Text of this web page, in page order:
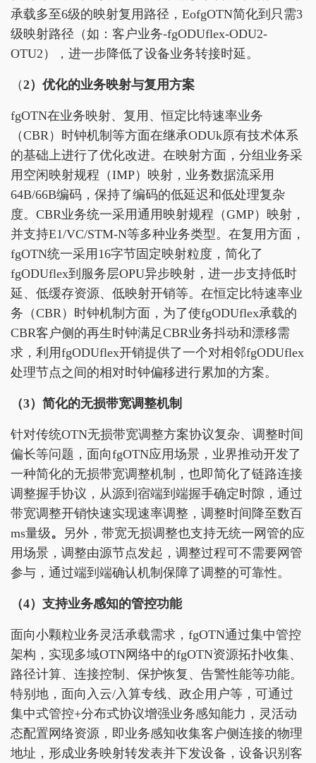
承载多至6级的映射复用路径，EofgOTN简化到只需3
级映射路径（如：客户业务-fgODUflex-ODU2-
OTU2），进一步降低了设备业务转接时延。
（2） 优化的业务映射与复用方案
fgOTN在业务映射、复用、恒定比特速率业务
（CBR）时钟机制等方面在继承ODUk原有技术体系
的基础上进行了优化改进。在映射方面，分组业务采
用空闲映射规程（IMP）映射，业务数据流采用
64B/66B编码，保持了编码的低延迟和低处理复杂
度。CBR业务统一采用通用映射规程（GMP）映射，
并支持E1/VC/STM-N等多种业务类型。在复用方面，
fgOTN统一采用16字节固定映射粒度，简化了
fgODUflex到服务层OPU异步映射，进一步支持低时
延、低缓存资源、低映射开销等。在恒定比特速率业
务（CBR）时钟机制方面，为了使fgODUflex承载的
CBR客户侧的再生时钟满足CBR业务抖动和漂移需
求，利用fgODUflex开销提供了一个对相邻fgODUflex
处理节点之间的相对时钟偏移进行累加的方案。
（3） 简化的无损带宽调整机制
针对传统OTN无损带宽调整方案协议复杂、调整时间
偏长等问题，面向fgOTN应用场景，业界推动开发了
一种简化的无损带宽调整机制，也即简化了链路连接
调整握手协议，从源到宿端到端握手确定时隙，通过
带宽调整开销快速实现速率调整，调整时间降至数百
ms量级。 另外，带宽无损调整也支持无统一网管的应
用场景，调整由源节点发起，调整过程可不需要网管
参与，通过端到端确认机制保障了调整的可靠性。
（4） 支持业务感知的管控功能
面向小颗粒业务灵活承载需求，fgOTN通过集中管控
架构，实现多域OTN网络中的fgOTN资源拓扑收集、
路径计算、连接控制、保护恢复、告警性能等功能。
特别地，面向入云/入算专线、政企用户等，可通过
集中式管控+分布式协议增强业务感知能力，灵活动
态配置网络资源，即业务感知收集客户侧连接的物理
地址，形成业务映射转发表并下发设备，设备识别客